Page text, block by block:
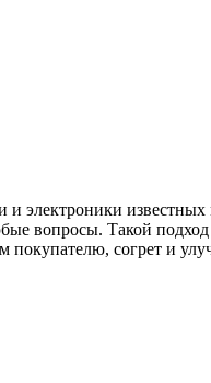
электроники
вопросы. Такой
согрет и